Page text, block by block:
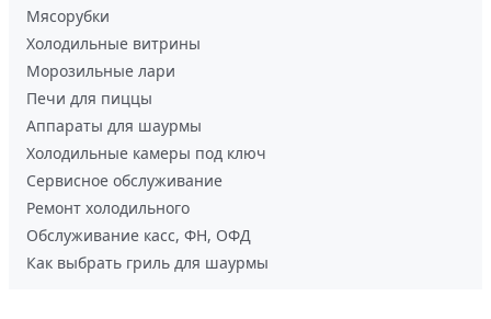
Мясорубки
Холодильные витрины
Морозильные лари
Печи для пиццы
Аппараты для шаурмы
Холодильные камеры под ключ
Сервисное обслуживание
Ремонт холодильного
Обслуживание касс, ФН, ОФД
Как выбрать гриль для шаурмы